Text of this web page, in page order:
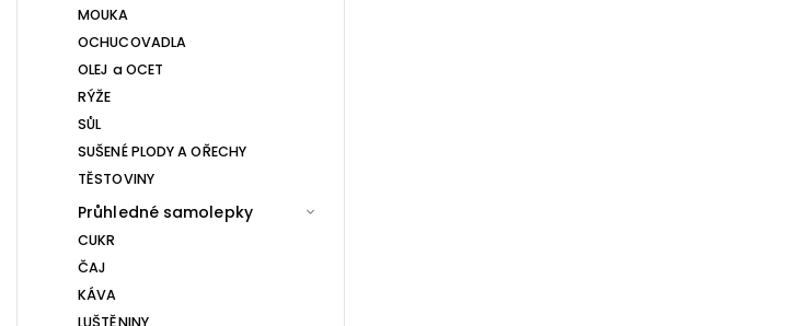
MOUKA
OCHUCOVADLA
OLEJ a OCET
RÝŽE
SŮL
SUŠENÉ PLODY A OŘECHY
TĚSTOVINY
Průhledné samolepky
CUKR
ČAJ
KÁVA
LUŠTĚNINY